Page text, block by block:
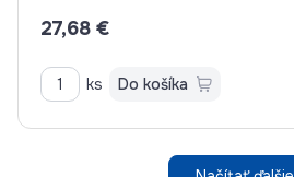
27,68 €
ks Do košíka